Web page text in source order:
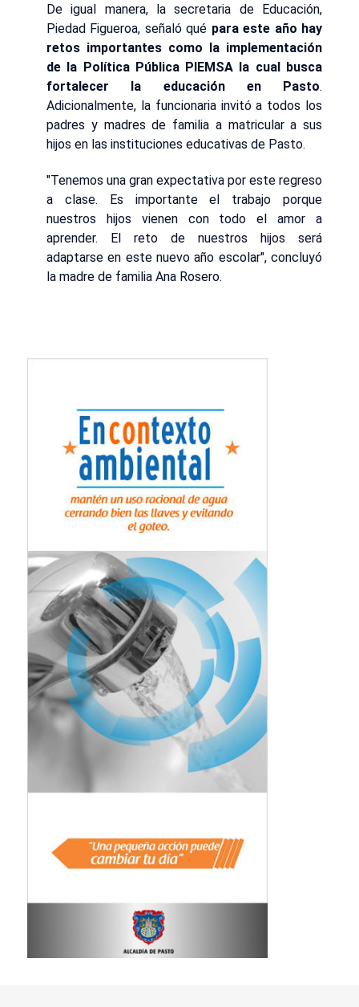
De igual manera, la secretaria de Educación,
Piedad Figueroa, señaló qué para este año hay
retos importantes como la implementación
de la Política Pública PIEMSA la cual busca
fortalecer la educación en Pasto.
Adicionalmente, la funcionaria invitó a todos los
padres y madres de familia a matricular a sus
hijos en las instituciones educativas de Pasto.
"Tenemos una gran expectativa por este regreso
a clase. Es importante el trabajo porque
nuestros hijos vienen con todo el amor a
aprender. El reto de nuestros hijos será
adaptarse en este nuevo año escolar", concluyó
la madre de familia Ana Rosero.